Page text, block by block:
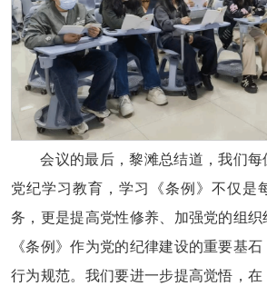
会议的最后，黎滩总结道，我们
党纪学习教育，学习《条例》不仅是
务，更是提高党性修养、加强党的组织
《条例》作为党的纪律建设的重要基
行为规范。我们要进一步提高觉悟，